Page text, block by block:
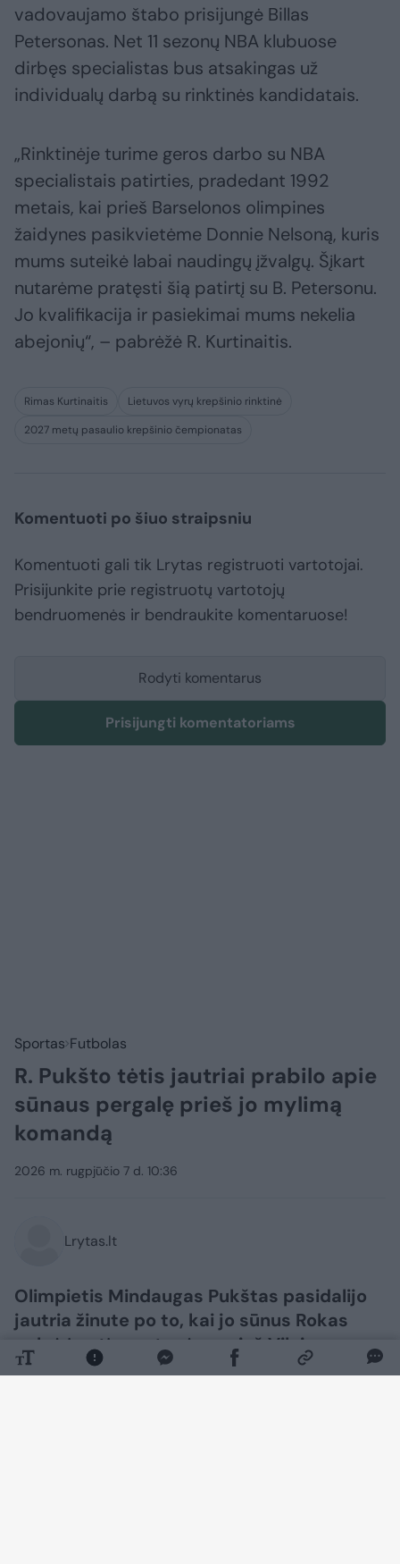
vadovaujamo štabo prisijungė Billas
Petersonas. Net 11 sezonų NBA klubuose
dirbęs specialistas bus atsakingas už
individualų darbą su rinktinės kandidatais.
„Rinktinėje turime geros darbo su NBA
specialistais patirties, pradedant 1992
metais, kai prieš Barselonos olimpines
žaidynes pasikvietėme Donnie Nelsoną, kuris
mums suteikė labai naudingų įžvalgų. Šįkart
nutarėme pratęsti šią patirtį su B. Petersonu.
Jo kvalifikacija ir pasiekimai mums nekelia
abejonių“, – pabrėžė R. Kurtinaitis.
Rimas Kurtinaitis
Lietuvos vyrų krepšinio rinktinė
2027 metų pasaulio krepšinio čempionatas
Komentuoti po šiuo straipsniu
Komentuoti gali tik Lrytas registruoti vartotojai.
Prisijunkite prie registruotų vartotojų
bendruomenės ir bendraukite komentaruose!
Rodyti komentarus
Prisijungti komentatoriams
Sportas Futbolas
R. Pukšto tėtis jautriai prabilo apie
sūnaus pergalę prieš jo mylimą
komandą
2026 m. rugpjūčio 7 d. 10:36
Lrytas.lt
Olimpietis Mindaugas Pukštas pasidalijo
jautria žinute po to, kai jo sūnus Rokas
pelnė įvartį rungtynėse prieš Vilniaus
„Žalgirį“ – M. Pukšto mylimą komandą.